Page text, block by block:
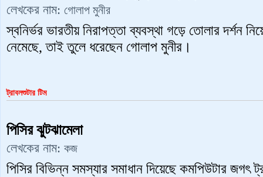
লেখকের নাম: গোলাপ মুনীর
স্বনির্ভর ভারতীয় নিরাপত্তা ব্যবস্থা গড়ে তোলার দর্শন
নেমেছে, তাই তুলে ধরেছেন গোলাপ মুনীর।
ট্রাবলশুটার টিম
পিসির ঝুটঝামেলা
লেখকের নাম: কজ
পিসির বিভিন্ন সমস্যার সমাধান দিয়েছে কমপিউটার জগৎ